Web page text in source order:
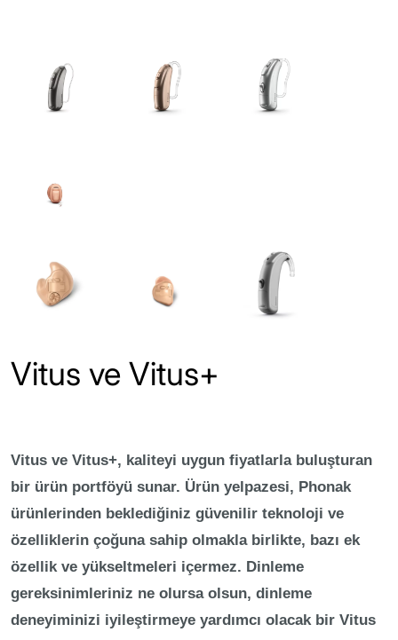
Vitus ve Vitus+
Vitus ve Vitus+, kaliteyi uygun fiyatlarla buluşturan
bir ürün portföyü sunar. Ürün yelpazesi, Phonak
ürünlerinden beklediğiniz güvenilir teknoloji ve
özelliklerin çoğuna sahip olmakla birlikte, bazı ek
özellik ve yükseltmeleri içermez. Dinleme
gereksinimleriniz ne olursa olsun, dinleme
deneyiminizi iyileştirmeye yardımcı olacak bir Vitus